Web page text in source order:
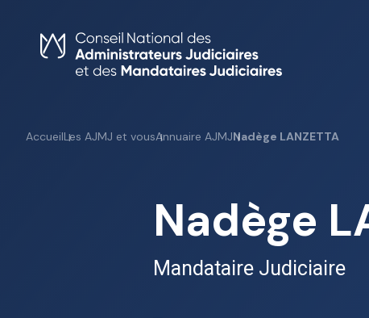
content
AccueilLes AJMJ et vousAnnuaire AJMJNadège LANZETTA
Nadège
Mandataire Judiciaire